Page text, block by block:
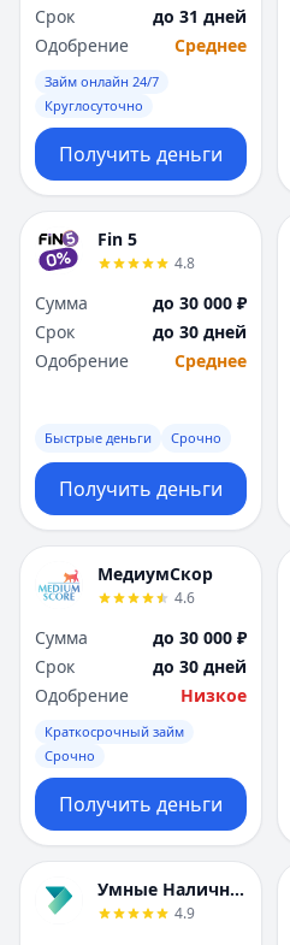
Срок
до 31 дней
Одобрение
Среднее
Займ онлайн 24/7
Круглосуточно
Получить деньги
Fin 5
4.8
Сумма
до 30 000 ₽
Срок
до 30 дней
Одобрение
Среднее
Быстрые деньги Срочно
Получить деньги
МедиумСкор
4.6
Сумма
до 30 000 ₽
Срок
до 30 дней
Одобрение
Низкое
Краткосрочный займ
Срочно
Получить деньги
Умные Наличные
4.9